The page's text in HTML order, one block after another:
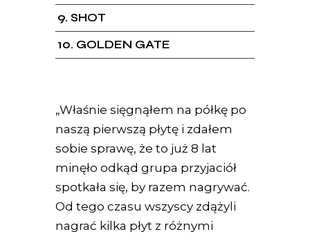
9 SHOT
10 GOLDEN GATE
„Właśnie sięgnąłem na półkę po
naszą pierwszą płytę i zdałem
sobie sprawę, że to już 8 lat
minęło odkąd grupa przyjaciół
spotkała się, by razem nagrywać.
Od tego czasu wszyscy zdążyli
nagrać kilka płyt z różnymi